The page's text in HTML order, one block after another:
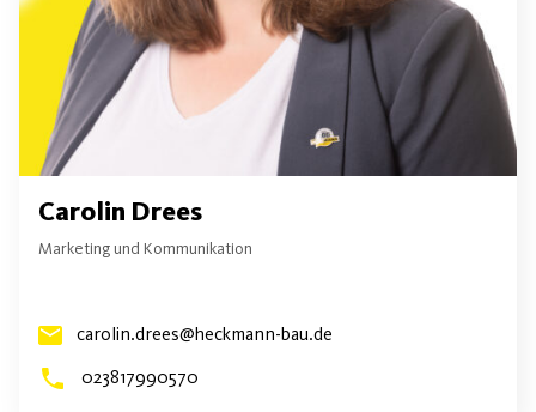
Carolin Drees
Marketing und Kommunikation
carolin.drees@heckmann-bau.de
023817990570